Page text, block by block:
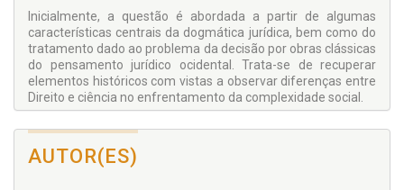
Inicialmente, a questão é abordada a partir de algumas
características centrais da dogmática jurídica, bem como do
tratamento dado ao problema da decisão por obras clássicas
do pensamento jurídico ocidental. Trata-se de recuperar
elementos históricos com vistas a observar diferenças entre
Direito e ciência no enfrentamento da complexidade social.
de decidir é comparado com con­ceitos mobilizados por
outros sistemas sociais ou pelo próprio sistema jurídico em
AUTOR(ES)